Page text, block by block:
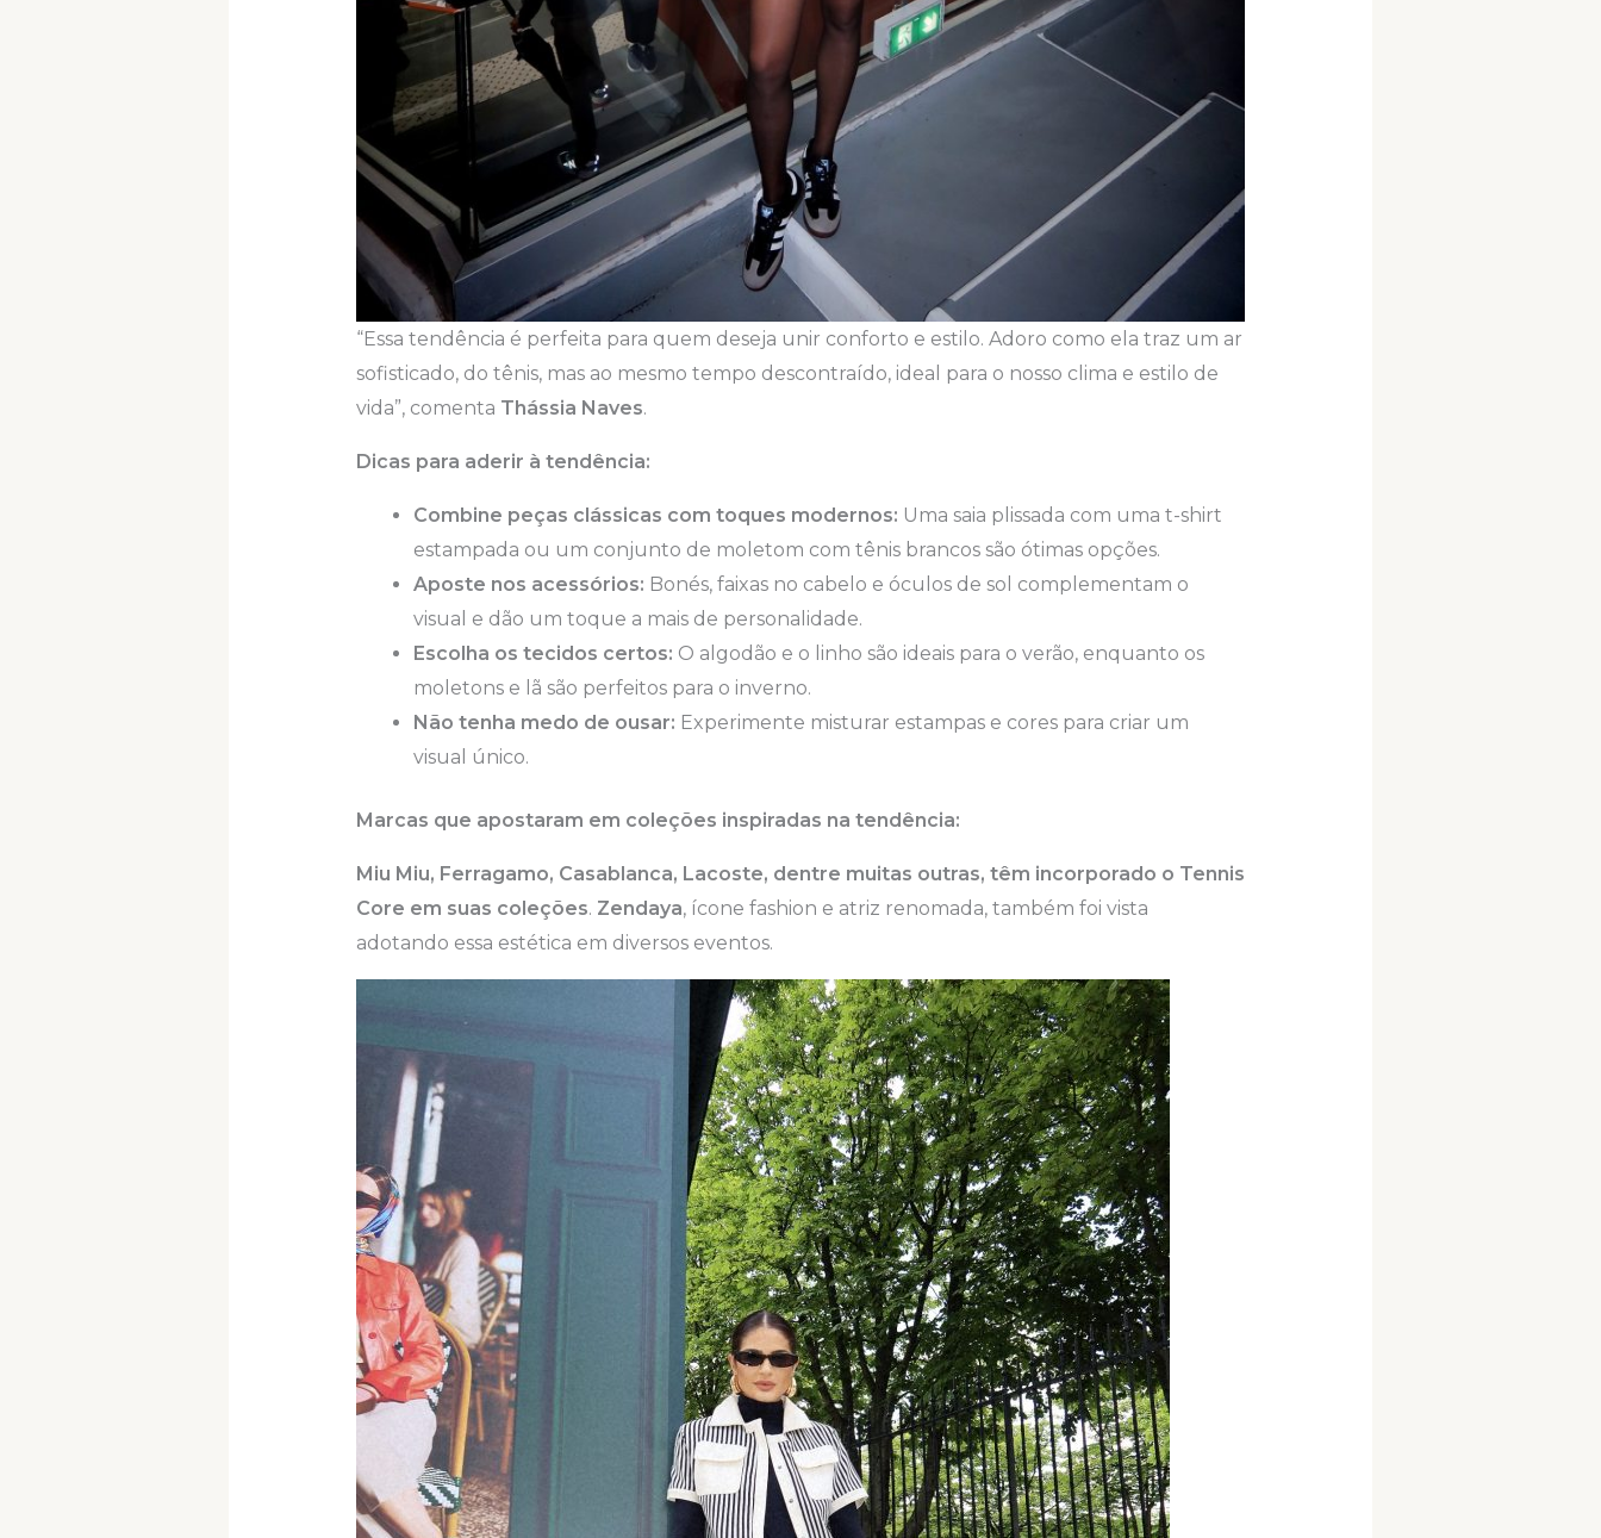
“Essa tendência é perfeita para quem deseja unir conforto e estilo. Adoro como ela traz um ar
sofisticado, do tênis, mas ao mesmo tempo descontraído, ideal para o nosso clima e estilo de
vida”, comenta Thássia Naves.
Dicas para aderir à tendência:
Combine peças clássicas com toques modernos: Uma saia plissada com uma t-shirt
estampada ou um conjunto de moletom com tênis brancos são ótimas opções.
Aposte nos acessórios: Bonés, faixas no cabelo e óculos de sol complementam o
visual e dão um toque a mais de personalidade.
Escolha os tecidos certos: O algodão e o linho são ideais para o verão, enquanto os
moletons e lã são perfeitos para o inverno.
Não tenha medo de ousar: Experimente misturar estampas e cores para criar um
visual único.
Marcas que apostaram em coleções inspiradas na tendência:
Miu Miu, Ferragamo, Casablanca, Lacoste, dentre muitas outras, têm incorporado o Tennis
Core em suas coleções. Zendaya, ícone fashion e atriz renomada, também foi vista
adotando essa estética em diversos eventos.